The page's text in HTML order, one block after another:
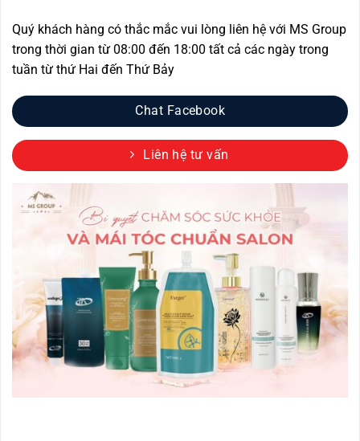
Quý khách hàng có thắc mắc vui lòng liên hệ với MS Group
trong thời gian từ 08:00 đến 18:00 tất cả các ngày trong
tuần từ thứ Hai đến Thứ Bảy
Chat Facebook
Liên hệ tư vấn